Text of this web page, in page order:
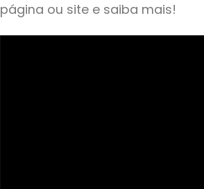
página ou site e saiba mais!